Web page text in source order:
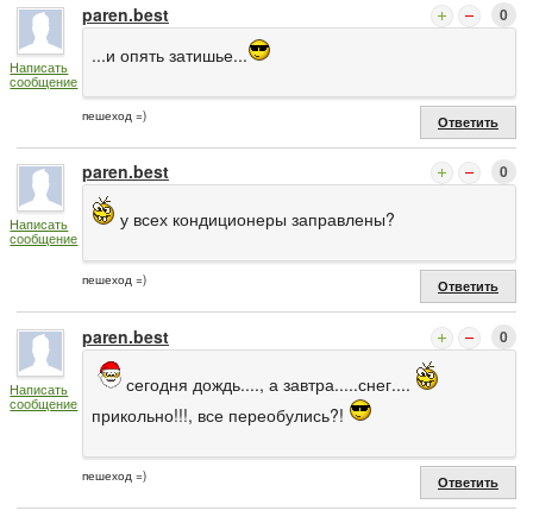
Написать
сообщение
paren.best 0
...и опять затишье...
пешеход =) Ответить
Написать
сообщение
paren.best 0
у всех кондиционеры заправлены?
пешеход =) Ответить
Написать
сообщение
paren.best 0
сегодня дождь...., а завтра.....снег....
прикольно!!!, все переобулись?!
пешеход =) Ответить